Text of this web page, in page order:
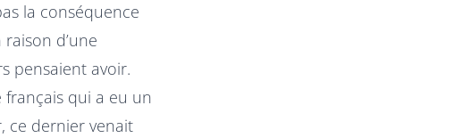
la conséquence
d’une
pensaient avoir.
français qui a eu un
ce dernier venait